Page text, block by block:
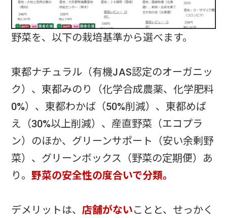
野菜を、以下の栽培基準から選べます。
東都ナチュラル（有機JAS認定のオーガニッ
ク）、東都みのり（化学合成農薬、化学肥料
0%）、東都わかば（50%削減）、東都めば
え（30%以上削減）、産直野菜（エコプラ
ン）のほか、グリーンサポート（安い余剰野
菜）、グリーンボックス（野菜の定期便）あ
り。野菜の安全性の度合いで分類。
デメリットは、店舗がないことと、せっかく